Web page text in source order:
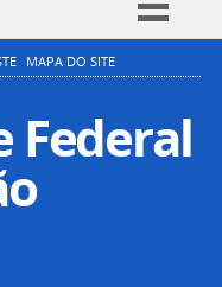
Simplifique!
Participe
à informação
Legislação
MAPA DO SITE
Federal